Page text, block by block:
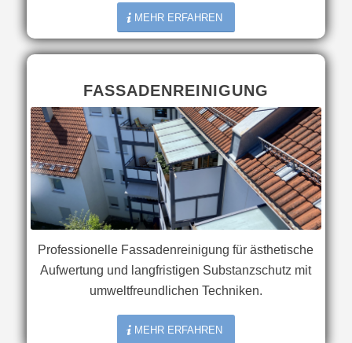
MEHR ERFAHREN
FASSADENREINIGUNG
Professionelle Fassadenreinigung für ästhetische
Aufwertung und langfristigen Substanzschutz mit
umweltfreundlichen Techniken.
MEHR ERFAHREN